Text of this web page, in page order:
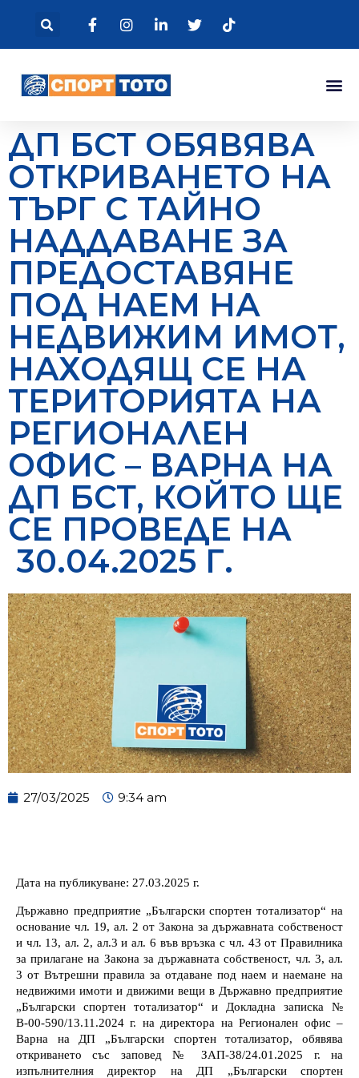
ДП БСТ ОБЯВЯВА
ОТКРИВАНЕТО НА
ТЪРГ С ТАЙНО
НАДДАВАНЕ ЗА
ПРЕДОСТАВЯНЕ
ПОД НАЕМ НА
НЕДВИЖИМ ИМОТ,
НАХОДЯЩ СЕ НА
ТЕРИТОРИЯТА НА
РЕГИОНАЛЕН
ОФИС – ВАРНА НА
ДП БСТ, КОЙТО ЩЕ
СЕ ПРОВЕДЕ НА
30.04.2025 Г.
27/03/2025 9:34 am
Дата на публикуване: 27.03.2025 г.
Държавно предприятие „Български спортен тотализатор“ на
основание чл. 19, ал. 2 от Закона за държавната собственост
и чл. 13, ал. 2, ал.3 и ал. 6 във връзка с чл. 43 от Правилника
за прилагане на Закона за държавната собственост, чл. 3, ал.
3 от Вътрешни правила за отдаване под наем и наемане на
недвижими имоти и движими вещи в Държавно предприятие
„Български спортен тотализатор“ и Докладна записка №
В-00-590/13.11.2024 г. на директора наРегионален офис –
Варна на ДП „Български спортен тотализатор, обявява
откриването със заповед №
ЗАП-38/24.01.2025 г. на
изпълнителния директор на ДП „Български спортен